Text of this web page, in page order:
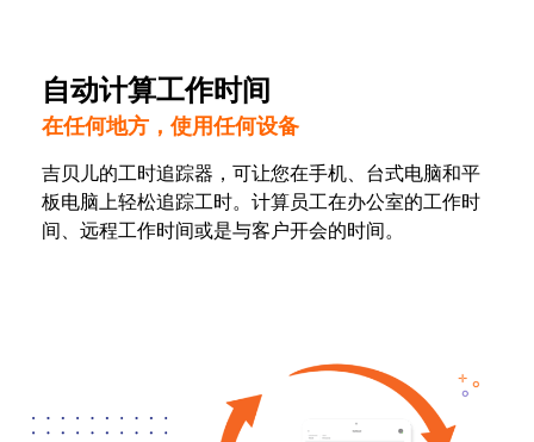
自动计算工作时间
在任何地方，使用任何设备
吉贝儿的工时追踪器，可让您在手机、台式电脑和平
板电脑上轻松追踪工时。计算员工在办公室的工作时
间、远程工作时间或是与客户开会的时间。